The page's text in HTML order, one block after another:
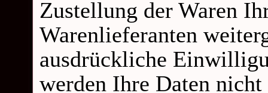
Zustellung der Waren
Warenlieferanten
ausdrückliche
werden Ihre Daten